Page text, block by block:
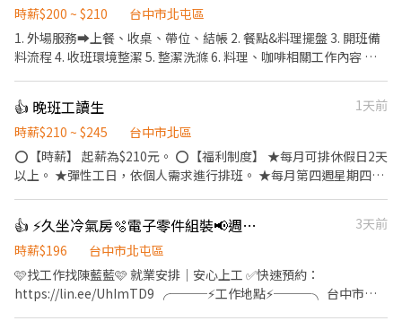
時薪$200 ~ $210
台中市北屯區
1. 外場服務➡️上餐、收桌、帶位、結帳 2. 餐點&料理擺盤 3. 開班備
料流程 4. 收班環境整潔 5. 整潔洗滌 6. 料理、咖啡相關工作內容 🔅
驗缺乏，但秉持著熱忱向學的態度，每一個場域都能成為您的舞
台！
👍 晚班工讀生
1天前
時薪$210 ~ $245
台中市北區
⭕【時薪】 起薪為$210元。 ⭕【福利制度】 ★每月可排休假日2天
以上。 ★彈性工日，依個人需求進行排班。 ★每月第四週星期四聚
助配製餐點，並將餐點送至顧客。 ．負責包裝外帶餐點。 ．於顧客
用餐完畢後，負責收拾碗盤與清理環境。 ★開朗活潑有笑容 ★無經
驗可
👍 ⚡久坐冷氣房🫧電子零件組裝📢週休二日可預支薪資
3天前
時薪$196
台中市北屯區
🩷找工作找陳藍藍🩷 就業安排｜安心上工 ✅快速預約：
https://lin.ee/UhImTD9 ╭───⚡工作地點⚡───╮ 台中市潭